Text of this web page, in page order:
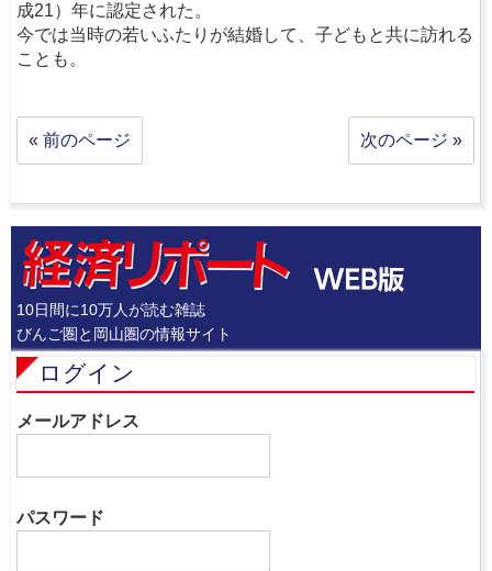
成21）年に認定された。
今では当時の若いふたりが結婚して、子どもと共に訪れる
ことも。
« 前のページ 次のページ »
10日間に10万人が読む雑誌
びんご圏と岡山圏の情報サイト
ログイン
メールアドレス
パスワード